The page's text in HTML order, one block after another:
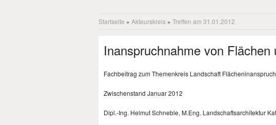
Startseite » Akteurskreis » Treffen am 31.01.2012
Inanspruchnahme von
Fachbeitrag zum Themenkreis Landschaft
Zwischenstand Januar 2012
Dipl.-Ing. Helmut Schneble, M.Eng. Landschaftsarchitektur